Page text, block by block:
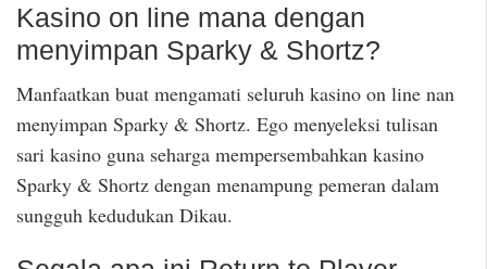
Kasino on line mana dengan
menyimpan Sparky & Shortz?
Manfaatkan buat mengamati seluruh kasino on line nan
menyimpan Sparky & Shortz. Ego menyeleksi tulisan
sari kasino guna seharga mempersembahkan kasino
Sparky & Shortz dengan menampung pemeran dalam
sungguh kedudukan Dikau.